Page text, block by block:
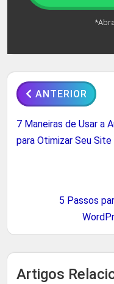
ANTERIOR
7 Maneiras de Usar a
para Otimizar Seu Site
5 Passos
Artigos